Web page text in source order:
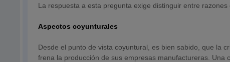
La respuesta a esta pregunta exige distinguir entre
Aspectos coyunturales
Desde el punto de vista coyuntural, es bien sabido, que la
frena la producción de sus empresas manufactureras.